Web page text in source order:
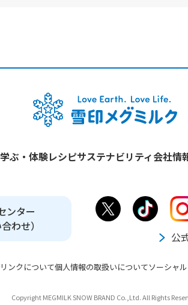
学ぶ・体験レシピサステナビリティ会社情
ンター
わせ）
公
リンクについて個人情報の取扱いについてソーシャ
Copyright MEGMILK SNOW BRAND Co.,Ltd. All Rights